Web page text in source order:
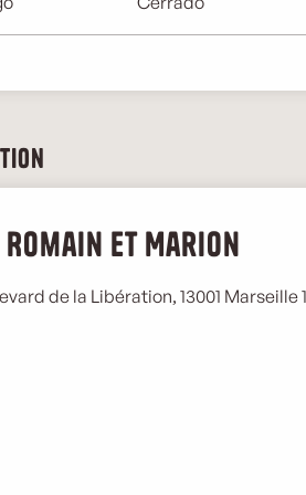
Romain et Marion
de la Libération, 13001 Marseille